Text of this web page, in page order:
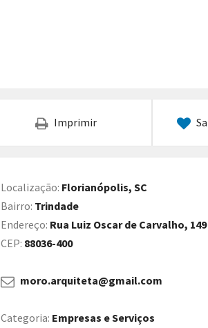
Imprimir
Localização: Florianópolis, SC
Bairro: Trindade
Endereço: Rua Luiz Oscar de Carvalho,
CEP: 88036-400
moro.arquiteta@gmail.com
Categoria: Empresas e Serviços